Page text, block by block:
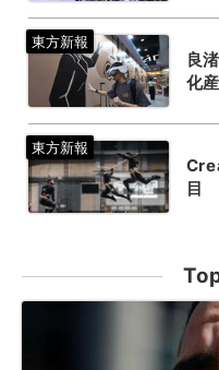
良
化
目